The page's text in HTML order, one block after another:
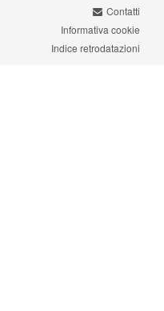
Contatti
Informativa cookie
Indice retrodatazioni